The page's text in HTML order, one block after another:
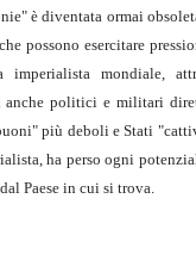
è diventata ormai
possono esercitare
imperialista mondiale,
anche politici e militari
più deboli e Stati
ha perso ogni
Paese in cui si trova.